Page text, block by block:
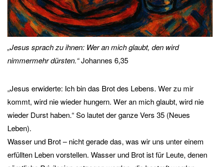
„Jesus sprach zu ihnen: Wer an mich glaubt, den wird
nimmermehr dürsten.“Johannes 6,35
„Jesus erwiderte: Ich bin das Brot des Lebens. Wer zu mir
kommt, wird nie wieder hungern. Wer an mich glaubt, wird nie
wieder Durst haben.“ So lautet der ganze Vers 35 (Neues
Leben).
Wasser und Brot – nicht gerade das, was wir uns unter einem
erfüllten Leben vorstellen. Wasser und Brot ist für Leute, denen